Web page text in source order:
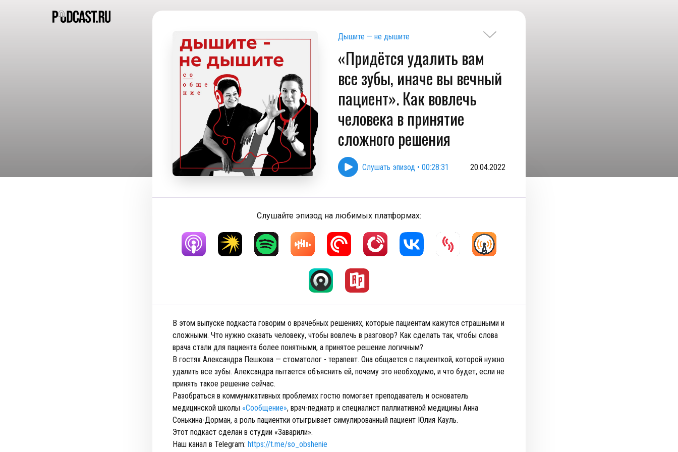
Дышите — не дышите
«Придётся удалить вам
все зубы, иначе вы вечный
пациент». Как вовлечь
человека в принятие
сложного решения
Слушать эпизод • 00:28:31 20.04.2022
Слушайте эпизод на любимых платформах:
В этом выпуске подкаста говорим о врачебных решениях, которые пациентам кажутся страшными и
сложными. Что нужно сказать человеку, чтобы вовлечь в разговор? Как сделать так, чтобы слова
врача стали для пациента более понятными, а принятое решение логичным?
В гостях Александра Пешкова — стоматолог - терапевт. Она общается с пациенткой, которой нужно
удалить все зубы. Александра пытается объяснить ей, почему это необходимо, и что будет, если не
принять такое решение сейчас.
Разобраться в коммуникативных проблемах гостю помогает преподаватель и основатель
медицинской школы «Сообщение», врач-педиатр и специалист паллиативной медицины Анна
Сонькина-Дорман, а роль пациентки отыгрывает симулированный пациент Юлия Кауль.
Этот подкаст сделан в студии «Заварили».
Наш канал в Telegram: https://t.me/so_obshenie